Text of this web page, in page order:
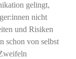
gelingt,
nicht
und Risiken
schon von selbst